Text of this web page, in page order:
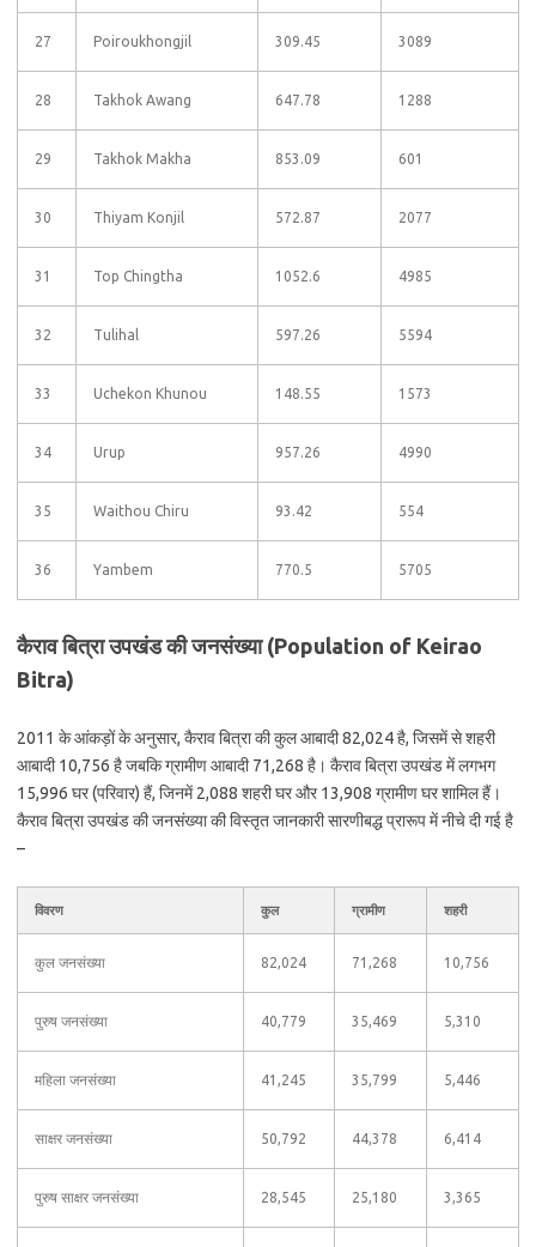
27 Poiroukhongjil 309.45 3089
28 Takhok Awang 647.78 1288
29 Takhok Makha 853.09 601
30 Thiyam Konjil 572.87 2077
31 Top Chingtha 1052.6 4985
32 Tulihal 597.26 5594
33 Uchekon Khunou 148.55 1573
34 Urup 957.26 4990
35 Waithou Chiru 93.42 554
36 Yambem 770.5 5705
कैराव बित्रा उपखंड की जनसंख्या (Population of Keirao
Bitra)
2011 के आंकड़ों के अनुसार, कैराव बित्रा की कुल आबादी 82,024 है, जिसमें से शहरी
आबादी 10,756 है जबकि ग्रामीण आबादी 71,268 है। कैराव बित्रा उपखंड में लगभग
15,996 घर (परिवार) हैं, जिनमें 2,088 शहरी घर और 13,908 ग्रामीण घर शामिल हैं।
कैराव बित्रा उपखंड की जनसंख्या की विस्तृत जानकारी सारणीबद्ध प्रारूप में नीचे दी गई है
–
विवरण कुल ग्रामीण शहरी
कुल जनसंख्या 82,024 71,268 10,756
पुरुष जनसंख्या 40,779 35,469 5,310
महिला जनसंख्या 41,245 35,799 5,446
साक्षर जनसंख्या 50,792 44,378 6,414
पुरुष साक्षर जनसंख्या 28,545 25,180 3,365